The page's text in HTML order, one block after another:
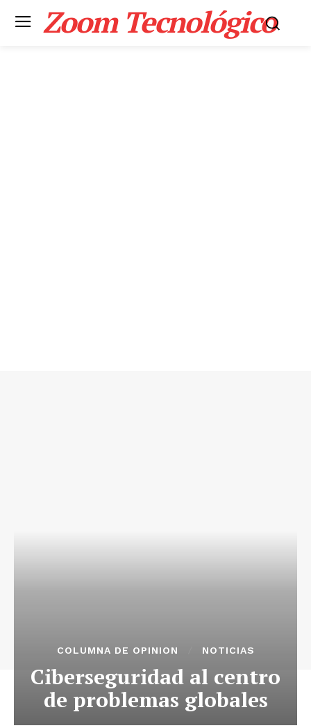
Zoom Tecnológico
COLUMNA DE OPINION NOTICIAS
Ciberseguridad al centro
de problemas globales